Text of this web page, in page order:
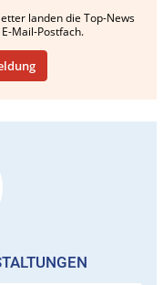
landen die Top-News
Mail-Postfach.